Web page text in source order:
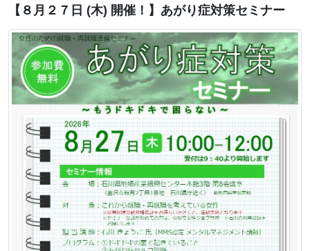
【８月２７日 (木) 開催！】あがり症対策セミナー